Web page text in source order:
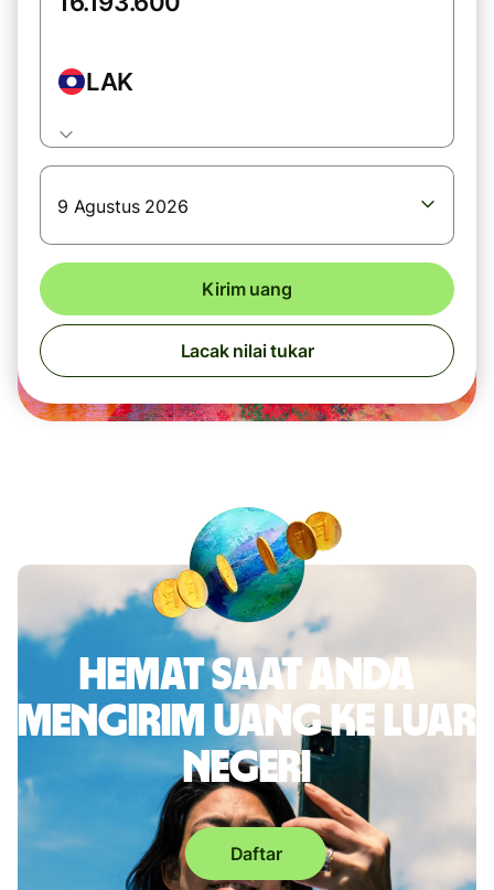
LAK
9 Agustus 2026
Kirim uang
Lacak nilai tukar
Hemat saat Anda
mengirim uang ke luar
negeri
Daftar